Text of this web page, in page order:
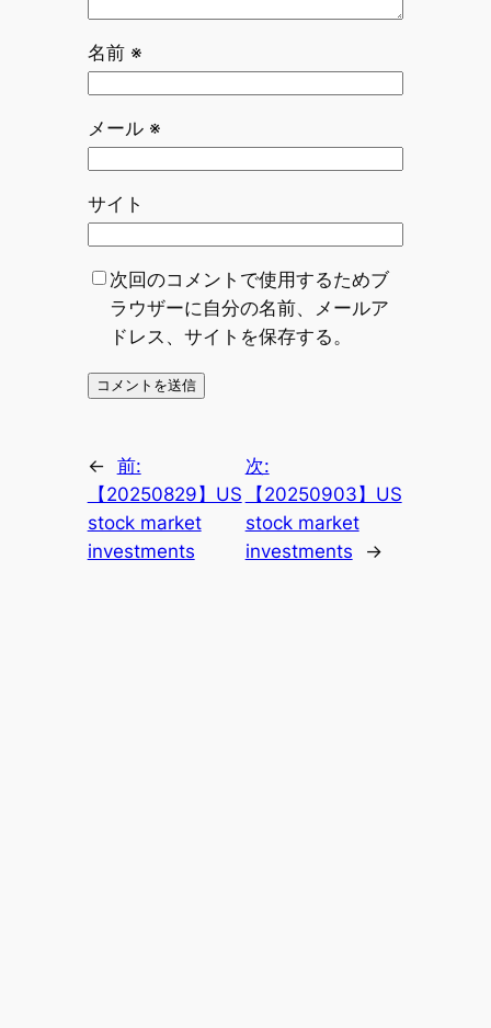
名前 ※
メール ※
サイト
次回のコメントで使用するためブ
ラウザーに自分の名前、メールア
ドレス、サイトを保存する。
← 前:
【20250829】US
stock market
investments
次:
【20250903】US
stock market
investments
→